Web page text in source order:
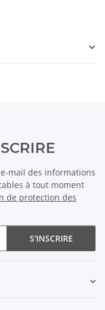
mail des informations
à tout moment
de protection des
S'INSCRIRE